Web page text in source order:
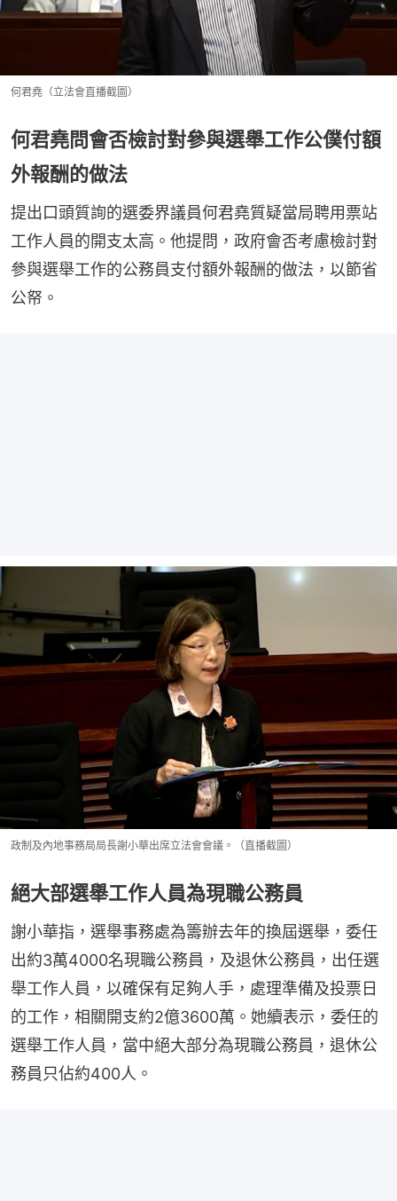
何君堯（立法會直播截圖）
何君堯問會否檢討對參與選舉工作公僕付額
外報酬的做法
提出口頭質詢的選委界議員何君堯質疑當局聘用票站
工作人員的開支太高。他提問，政府會否考慮檢討對
參與選舉工作的公務員支付額外報酬的做法，以節省
公帑。
政制及內地事務局局長謝小華出席立法會會議。（直播截圖）
絕大部選舉工作人員為現職公務員
謝小華指，選舉事務處為籌辦去年的換屆選舉，委任
出約3萬4000名現職公務員，及退休公務員，出任選
舉工作人員，以確保有足夠人手，處理準備及投票日
的工作，相關開支約2億3600萬。她續表示，委任的
選舉工作人員，當中絕大部分為現職公務員，退休公
務員只佔約400人。